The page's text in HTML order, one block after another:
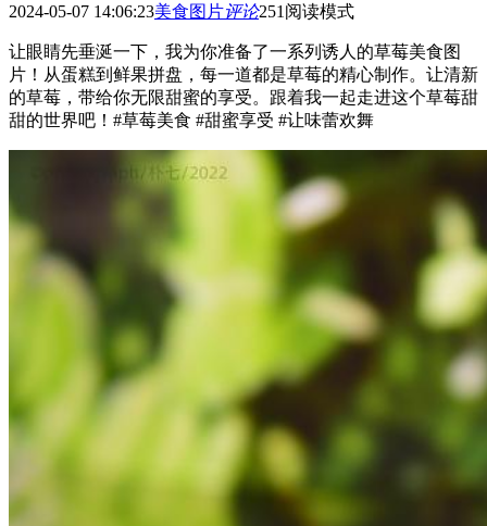
2024-05-07 14:06:23美食图片评论251 阅读模式
让眼睛先垂涎一下，我为你准备了一系列诱人的草莓美食图
片！从蛋糕到鲜果拼盘，每一道都是草莓的精心制作。让清新
的草莓，带给你无限甜蜜的享受。跟着我一起走进这个草莓甜
甜的世界吧！#草莓美食 #甜蜜享受 #让味蕾欢舞